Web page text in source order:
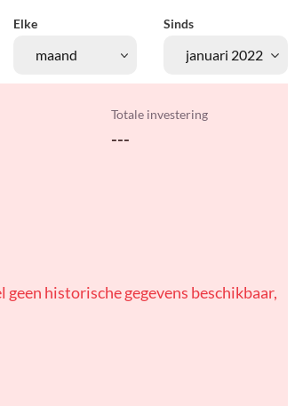
Elke Sinds
Totale investering
---
historische gegevens beschikbaar,